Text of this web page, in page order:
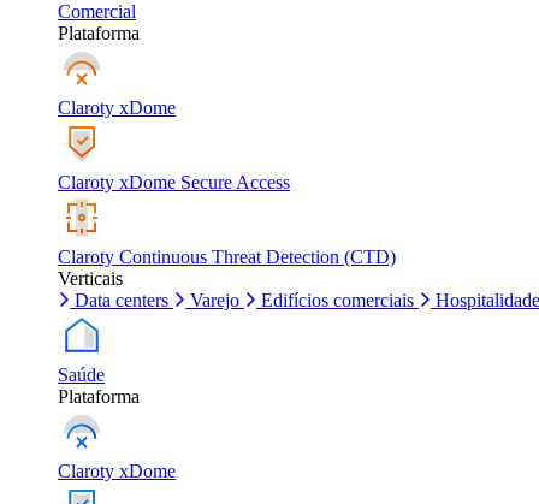
Comercial
Plataforma
Claroty xDome
Claroty xDome Secure Access
Claroty Continuous Threat Detection (CTD)
Verticais
Data centers
Varejo Edifícios comerciais Hospitalidade
Saúde
Plataforma
Claroty xDome